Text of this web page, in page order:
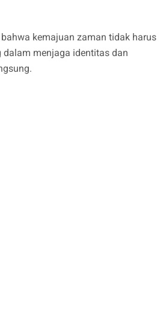
kemajuan zaman tidak harus
menjaga identitas dan